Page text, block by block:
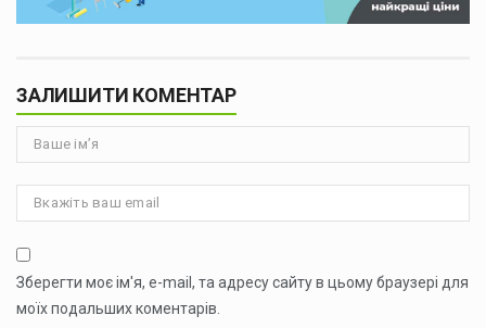
ЗАЛИШИТИ КОМЕНТАР
Зберегти моє ім'я, e-mail, та адресу сайту в цьому браузері для
моїх подальших коментарів.